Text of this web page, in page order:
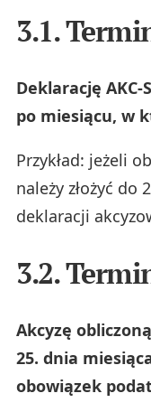
3.1.
Deklarację
po miesiącu, w
Przykład: jeżeli
należy złożyć
deklaracji
3.2.
Akcyzę
25. dnia
obowiązek